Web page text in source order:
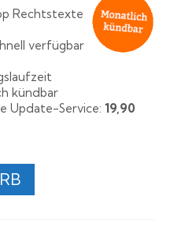
Rechtstexte
verfügbar
kündbar
Update-Service: 19,90